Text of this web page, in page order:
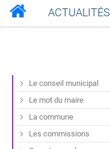
ACTUALITÉS
Le conseil municipal
Le mot du maire
La commune
Les commissions